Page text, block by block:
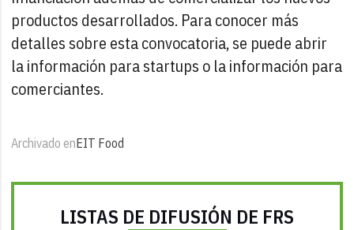
productos desarrollados. Para conocer más
detalles sobre esta convocatoria, se puede abrir
la información para startups o la información para
comerciantes.
Archivado enEIT Food
LISTAS DE DIFUSIÓN DE FRS